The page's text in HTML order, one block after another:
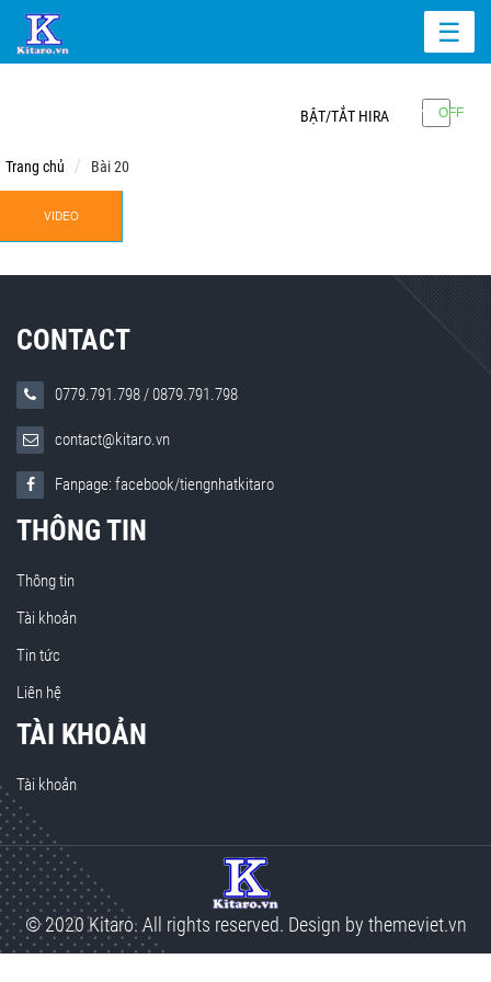
☰
BẬT/TẮT HIRA
Trang chủ Bài 20
VIDEO
CONTACT
0779.791.798/0879.791.798
contact@kitaro.vn
Fanpage: facebook/tiengnhatkitaro
THÔNG TIN
Thông tin
Tài khoản
Tin tức
Liên hệ
TÀI KHOẢN
Tài khoản
© 2020 Kitaro. All rights reserved. Design by themeviet.vn